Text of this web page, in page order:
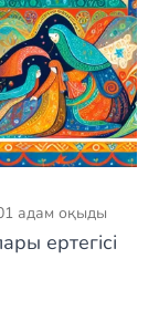
адам оқыды
ертегісі